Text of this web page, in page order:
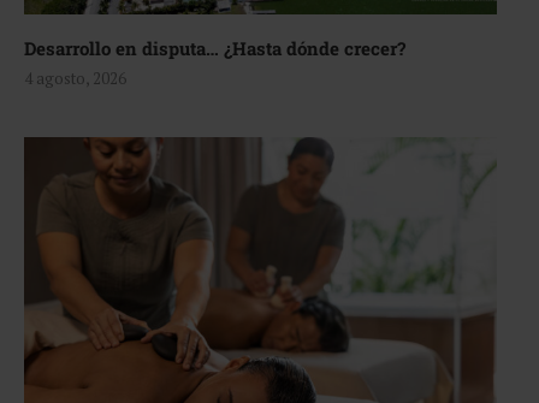
Desarrollo en disputa… ¿Hasta dónde crecer?
4 agosto, 2026